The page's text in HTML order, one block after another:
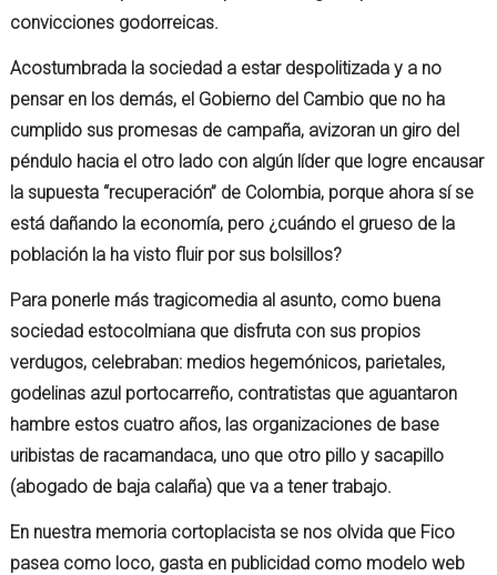
convicciones godorreicas.
Acostumbrada la sociedad a estar despolitizada y a no
pensar en los demás, el Gobierno del Cambio que no ha
cumplido sus promesas de campaña, avizoran un giro del
péndulo hacia el otro lado con algún líder que logre encausar
la supuesta “recuperación” de Colombia, porque ahora sí se
está dañando la economía, pero ¿cuándo el grueso de la
población la ha visto fluir por sus bolsillos?
Para ponerle más tragicomedia al asunto, como buena
sociedad estocolmiana que disfruta con sus propios
verdugos, celebraban: medios hegemónicos, parietales,
godelinas azul portocarreño, contratistas que aguantaron
hambre estos cuatro años, las organizaciones de base
uribistas de racamandaca, uno que otro pillo y sacapillo
(abogado de baja calaña) que va a tener trabajo.
En nuestra memoria cortoplacista se nos olvida que Fico
pasea como loco, gasta en publicidad como modelo web